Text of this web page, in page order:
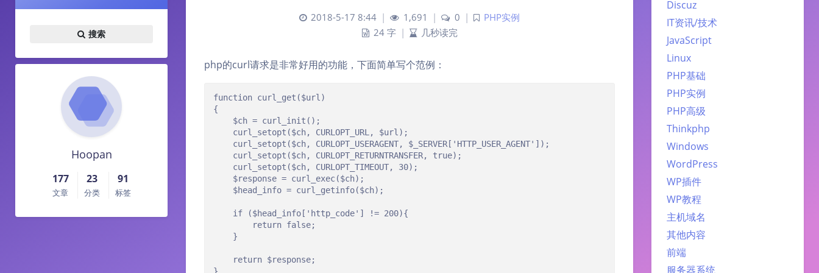
搜索
Hoopan
177
文章
23
分类
91
标签
Discuz
IT资讯/技术
JavaScript
Linux
PHP基础
PHP实例
PHP高级
Thinkphp
Windows
WordPress
WP插件
WP教程
主机域名
其他内容
前端
服务器系统
2018-5-17 8:44 | 1,691 | 0 |
PHP实例
24 字 | 几秒读完
php的curl请求是非常好用的功能，下面简单写个范例：
function curl_get($url)
{
    $ch = curl_init();
    curl_setopt($ch, CURLOPT_URL, $url);
    curl_setopt($ch, CURLOPT_USERAGENT, $_SERVER['HTTP_USER_AGENT']);
    curl_setopt($ch, CURLOPT_RETURNTRANSFER, true);
    curl_setopt($ch, CURLOPT_TIMEOUT, 30);
    $response = curl_exec($ch);
    $head_info = curl_getinfo($ch);
    if ($head_info['http_code'] != 200){
        return false;
    }
    return $response;
}